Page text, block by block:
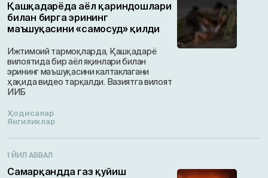
Қашқадарёда аёл қариндошлари
билан бирга эрининг
маъшуқасини «самосуд» қилди
Ижтимоий тармоқларда, Қашқадарё
вилоятида бир аёл яқинлари билан
эрининг маъшуқасини калтаклагани
ҳақида видео тарқалди. Вазиятга вилоят
ИИБ
Ҳодисалар
Янгиликлар
1 ЙИЛ АВВАЛ
Самарқандда газ қуйиш